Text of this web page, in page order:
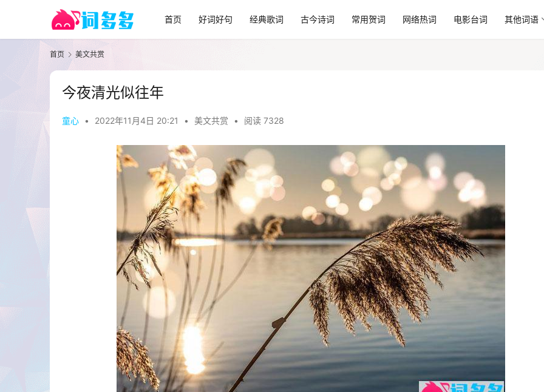
首页 好词好句 经典歌词 古今诗词 常用贺词 网络热词 电影台词 其他词语
首页 美文共赏
今夜清光似往年
童心 • 2022年11月4日 20:21 • 美文共赏 • 阅读 7328